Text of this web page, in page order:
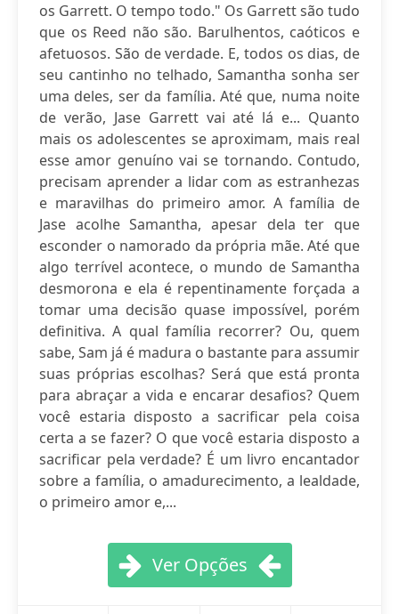
os Garrett. O tempo todo." Os Garrett são tudo
que os Reed não são. Barulhentos, caóticos e
afetuosos. São de verdade. E, todos os dias, de
seu cantinho no telhado, Samantha sonha ser
uma deles, ser da família. Até que, numa noite
de verão, Jase Garrett vai até lá e... Quanto
mais os adolescentes se aproximam, mais real
esse amor genuíno vai se tornando. Contudo,
precisam aprender a lidar com as estranhezas
e maravilhas do primeiro amor. A família de
Jase acolhe Samantha, apesar dela ter que
esconder o namorado da própria mãe. Até que
algo terrível acontece, o mundo de Samantha
desmorona e ela é repentinamente forçada a
tomar uma decisão quase impossível, porém
definitiva. A qual família recorrer? Ou, quem
sabe, Sam já é madura o bastante para assumir
suas próprias escolhas? Será que está pronta
para abraçar a vida e encarar desafios? Quem
você estaria disposto a sacrificar pela coisa
certa a se fazer? O que você estaria disposto a
sacrificar pela verdade? É um livro encantador
sobre a família, o amadurecimento, a lealdade,
o primeiro amor e,...
Ver Opções